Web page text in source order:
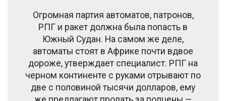
Огромная партия автоматов, патронов,
РПГ и ракет должна была попасть в
Южный Судан. На самом же деле,
автоматы стоят в Африке почти вдвое
дороже, утверждает специалист. РПГ на
черном континенте с руками отрывают по
две с половиной тысячи долларов, ему